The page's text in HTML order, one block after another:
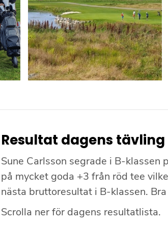
Resultat dagens tävling
Sune Carlsson segrade i B-
på mycket goda +3 från röd tee
nästa bruttoresultat i B-klassen.
Scrolla ner för dagens resultatlista.